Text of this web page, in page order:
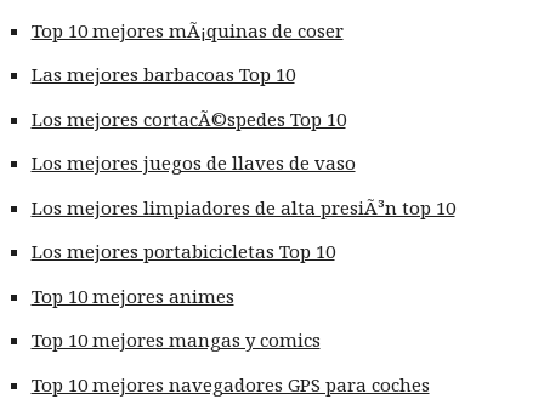
Top 10 mejores mÃ¡quinas de coser
Las mejores barbacoas Top 10
Los mejores cortacÃ©spedes Top 10
Los mejores juegos de llaves de vaso
Los mejores limpiadores de alta presiÃ³n top 10
Los mejores portabicicletas Top 10
Top 10 mejores animes
Top 10 mejores mangas y comics
Top 10 mejores navegadores GPS para coches